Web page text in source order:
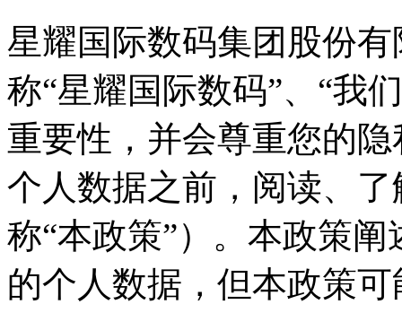
星耀国际数码集团股份
称“星耀国际数码”、“
重要性，并会尊重您
个人数据之前，阅读
称“本政策”）。本政策
的个人数据，但本政